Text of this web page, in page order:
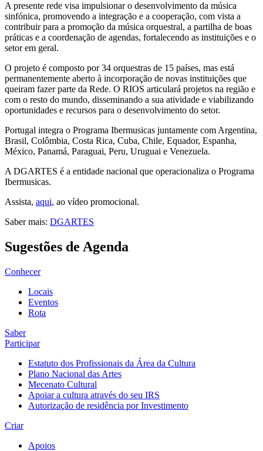
A presente rede visa impulsionar o desenvolvimento da música
sinfónica, promovendo a integração e a cooperação, com vista a
contribuir para a promoção da música orquestral, a partilha de boas
práticas e a coordenação de agendas, fortalecendo as instituições e o
setor em geral.
O projeto é composto por 34 orquestras de 15 países, mas está
permanentemente aberto à incorporação de novas instituições que
queiram fazer parte da Rede. O RIOS articulará projetos na região e
com o resto do mundo, disseminando a sua atividade e viabilizando
oportunidades e recursos para o desenvolvimento do setor.
Portugal integra o Programa Ibermusicas juntamente com Argentina,
Brasil, Colômbia, Costa Rica, Cuba, Chile, Equador, Espanha,
México, Panamá, Paraguai, Peru, Uruguai e Venezuela.
A DGARTES é a entidade nacional que operacionaliza o Programa
Ibermusicas.
Assista, aqui, ao vídeo promocional.
Saber mais: DGARTES
Sugestões de Agenda
Conhecer
Locais
Eventos
Rota
Saber
Participar
Estatuto dos Profissionais da Área da Cultura
Plano Nacional das Artes
Mecenato Cultural
Apoiar a cultura através do seu IRS
Autorização de residência por Investimento
Criar
Apoios